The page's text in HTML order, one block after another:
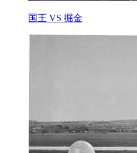
国王 VS 掘金